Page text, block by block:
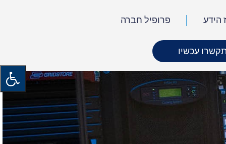
הידע פרופיל חברה
עכשיו